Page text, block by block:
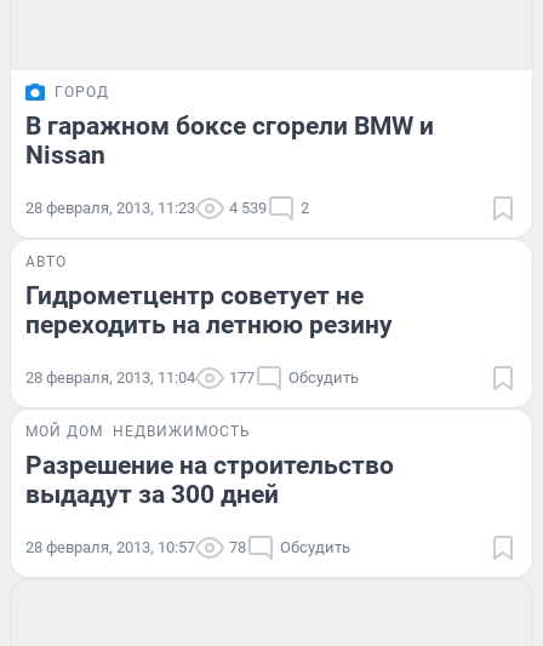
ГОРОД
В гаражном боксе сгорели BMW и
Nissan
28 февраля, 2013, 11:23 4 539 2
АВТО
Гидрометцентр советует не
переходить на летнюю резину
28 февраля, 2013, 11:04 177 Обсудить
МОЙ ДОМ НЕДВИЖИМОСТЬ
Разрешение на строительство
выдадут за 300 дней
28 февраля, 2013, 10:57 78 Обсудить